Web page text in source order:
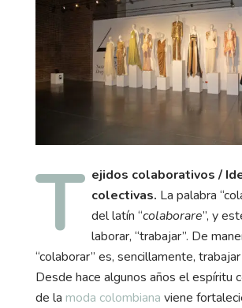
T ejidos colaborativos /
colectivas. La palabra
del latín “colaborare”, y
laborar, “trabajar”. De
“colaborar” es, sencillamente,
Desde hace algunos años el espíritu
de la moda colombiana viene